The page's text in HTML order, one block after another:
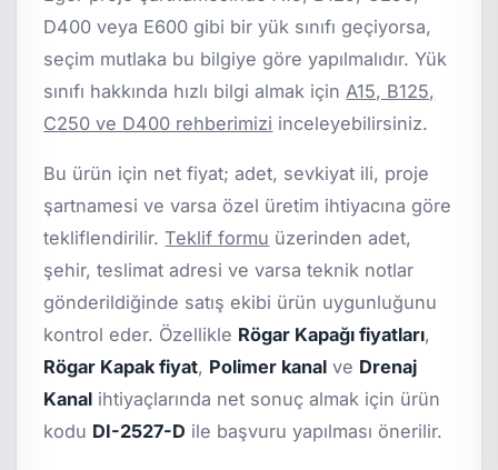
D400 veya E600 gibi bir yük sınıfı geçiyorsa,
seçim mutlaka bu bilgiye göre yapılmalıdır. Yük
sınıfı hakkında hızlı bilgi almak içinA15, B125,
C250 ve D400 rehberimizi inceleyebilirsiniz.
Bu ürün için net fiyat; adet, sevkiyat ili, proje
şartnamesi ve varsa özel üretim ihtiyacına göre
tekliflendirilir.Teklif formu üzerinden adet,
şehir, teslimat adresi ve varsa teknik notlar
gönderildiğinde satış ekibi ürün uygunluğunu
kontrol eder. Özellikle Rögar Kapağı fiyatları,
Rögar Kapak fiyat, Polimer kanal ve Drenaj
Kanal ihtiyaçlarında net sonuç almak için ürün
kodu DI-2527-D ile başvuru yapılması önerilir.